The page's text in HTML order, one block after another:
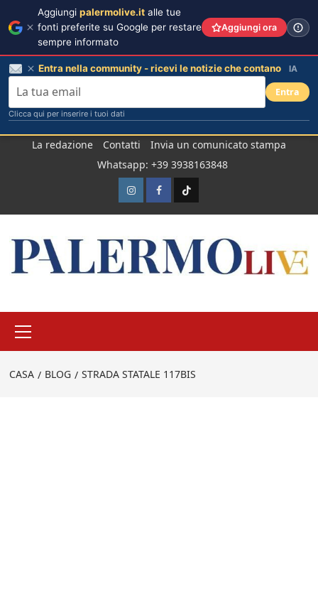
La redazione Contatti
Invia un comunicato stampa
Whatsapp: +39 3938163848
InstagramFacebook
TikTok
principale
CASA BLOG STRADA STATALE 117BIS
Aggiungi palermolive.it alle tue
fonti preferite su Google per restare
sempre informato
Aggiungi ora
Entra nella community - ricevi le notizie che contano IA
Entra
Clicca qui per inserire i tuoi dati